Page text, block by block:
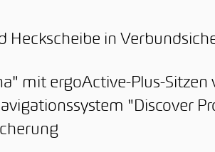
Heckscheibe in
mit ergoActive-Plus-Sitzen
"Discover